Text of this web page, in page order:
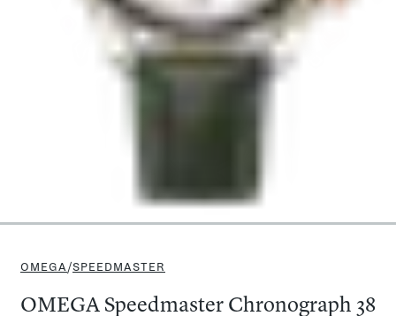
OMEGA/SPEEDMASTER
OMEGA Speedmaster Chronograph 38